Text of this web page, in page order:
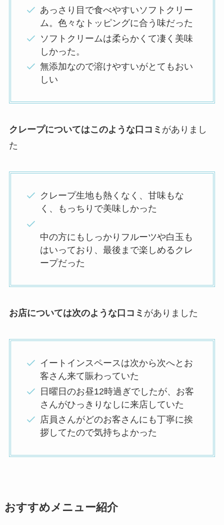
あっさり目で食べやすいソフトクリー
ム。色々なトッピングに合う味だった
ソフトクリームは柔らかくて凄く美味
しかった。
無添加なので溶けやすいがとてもおい
しい
クレープについてはこのような口コミ がありまし
た
クレープ生地も熱くなく、甘味もな
く、もっちりで美味しかった
中の方にもしっかりフルーツや白玉も
はいっており、最後まで楽しめるクレ
ープだった
お店については次のような口コミ がありました
イートインスペースは次から次へとお
客さん来て賑わっていた
日曜日のお昼12時過ぎでしたが、お客
さんがひっきりなしに来店していた
店員さんがどのお客さんにも丁寧に挨
拶してたので気持ちよかった
おすすめメニュー紹介